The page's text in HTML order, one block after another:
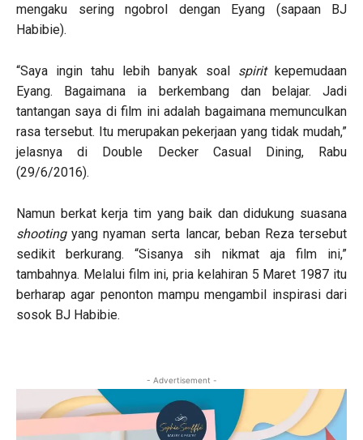
mengaku sering ngobrol dengan Eyang (sapaan BJ
Habibie).
“Saya ingin tahu lebih banyak soal spirit kepemudaan
Eyang. Bagaimana ia berkembang dan belajar. Jadi
tantangan saya di film ini adalah bagaimana memunculkan
rasa tersebut. Itu merupakan pekerjaan yang tidak mudah,”
jelasnya di Double Decker Casual Dining, Rabu
(29/6/2016).
Namun berkat kerja tim yang baik dan didukung suasana
shootingyang nyaman serta lancar, beban Reza tersebut
sedikit berkurang. “Sisanya sih nikmat aja film ini,”
tambahnya. Melalui film ini, pria kelahiran 5 Maret 1987 itu
berharap agar penonton mampu mengambil inspirasi dari
sosok BJ Habibie.
- Advertisement -